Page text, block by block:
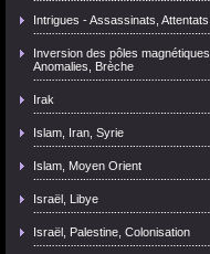
Intrigues - Assassinats, Attentats
Inversion des pôles magnétiques,
Anomalies, Brèche
Irak
Islam, Iran, Syrie
Islam, Moyen Orient
Israël, Libye
Israël, Palestine, Colonisation